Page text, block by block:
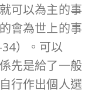
可以為主的事
會為世上的事
）。可以
先是給了一般
行作出個人選